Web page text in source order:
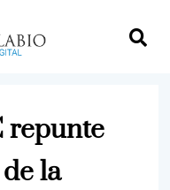
repunte
la